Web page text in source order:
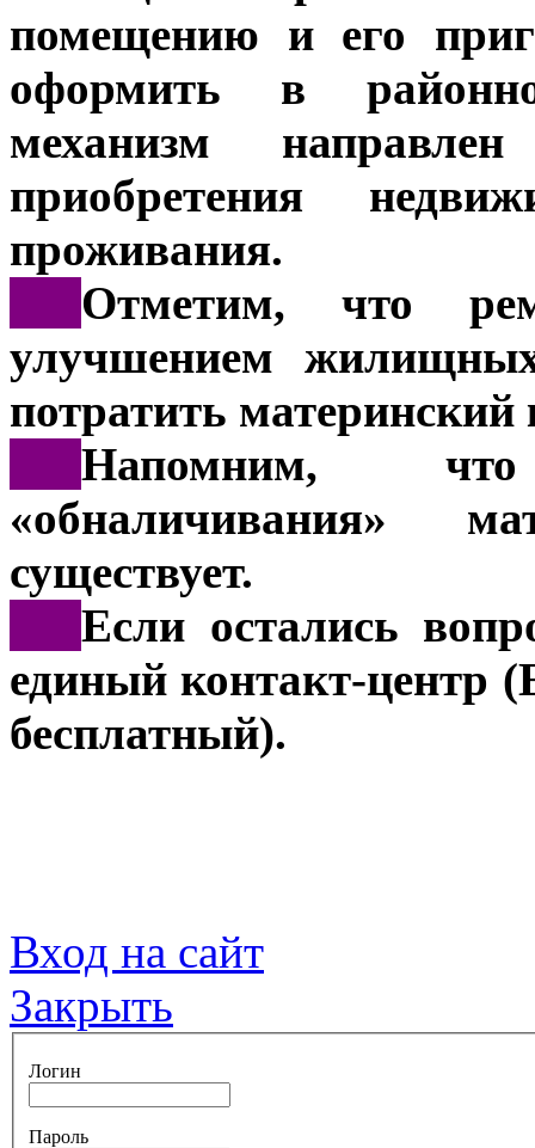
помещению и его
оформить в
механизм
приобретения
проживания.
Отметим, что
улучшением
потратить материнский
Напомним,
«обналичивания»
существует.
Если остались
единый контакт-центр
бесплатный).
Вход на сайт
Закрыть
Логин
Пароль